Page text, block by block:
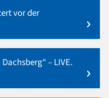
vor der
– LIVE.